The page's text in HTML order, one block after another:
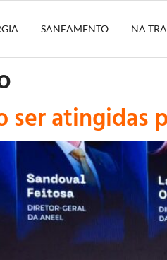
SANEAMENTO NA
ser atingidas